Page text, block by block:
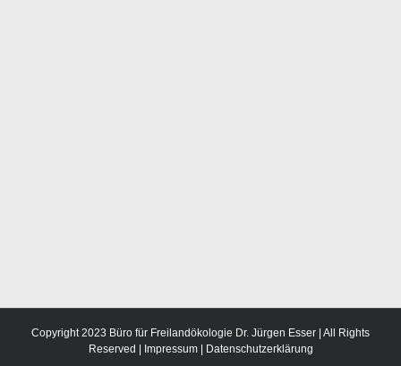
Copyright 2023 Büro für Freilandökologie Dr. Jürgen Esser | All Rights
Reserved | Impressum| Datenschutzerklärung